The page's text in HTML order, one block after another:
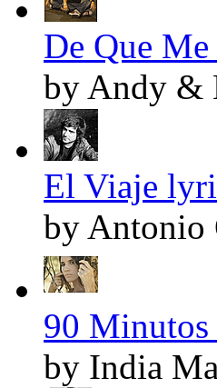
De Que
by Andy &
El Viaje
by Antonio
90
by India